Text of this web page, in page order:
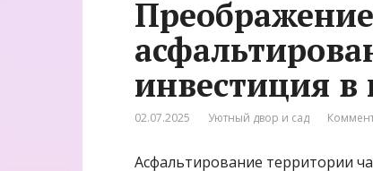
инвестиция
02.07.2025 Уютный двор и сад
Асфальтирование территории